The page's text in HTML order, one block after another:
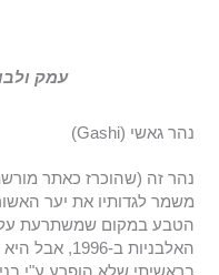
עמק
נהר גאשי (Gashi)
נהר זה (שהוכרז כאתר
משמר לגדותיו את יער
האלבניות ב-